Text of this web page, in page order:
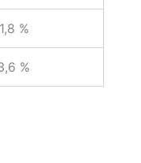
%
%